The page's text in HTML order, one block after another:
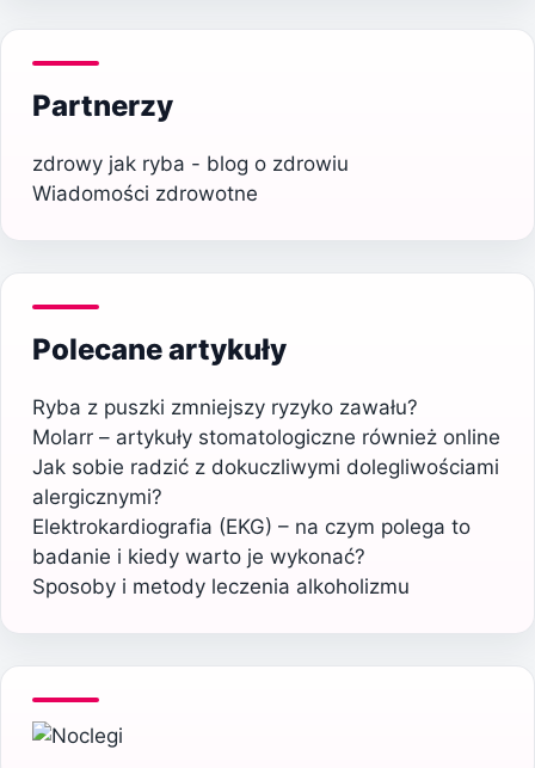
Partnerzy
zdrowy jak ryba - blog o zdrowiu
Wiadomości zdrowotne
Polecane artykuły
Ryba z puszki zmniejszy ryzyko zawału?
Molarr – artykuły stomatologiczne również online
Jak sobie radzić z dokuczliwymi dolegliwościami
alergicznymi?
Elektrokardiografia (EKG) – na czym polega to
badanie i kiedy warto je wykonać?
Sposoby i metody leczenia alkoholizmu